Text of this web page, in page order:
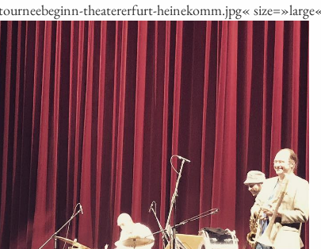
theatererfurt-heinekomm.jpg«